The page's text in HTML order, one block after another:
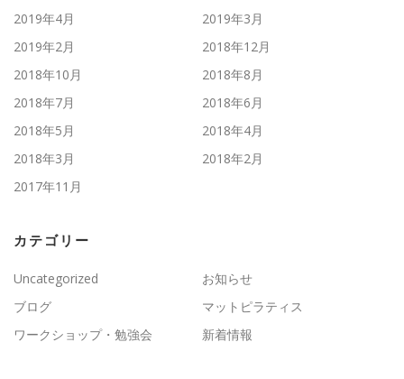
2019年4月
2019年3月
2019年2月
2018年12月
2018年10月
2018年8月
2018年7月
2018年6月
2018年5月
2018年4月
2018年3月
2018年2月
2017年11月
カテゴリー
Uncategorized
お知らせ
ブログ
マットピラティス
ワークショップ・勉強会
新着情報